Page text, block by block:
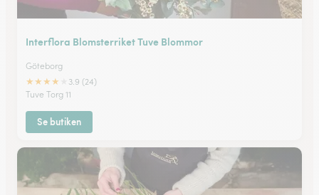
Interflora Blomsterriket Tuve Blommor
Göteborg
★★★★
3.9 (24)
Tuve Torg 11
Se butiken